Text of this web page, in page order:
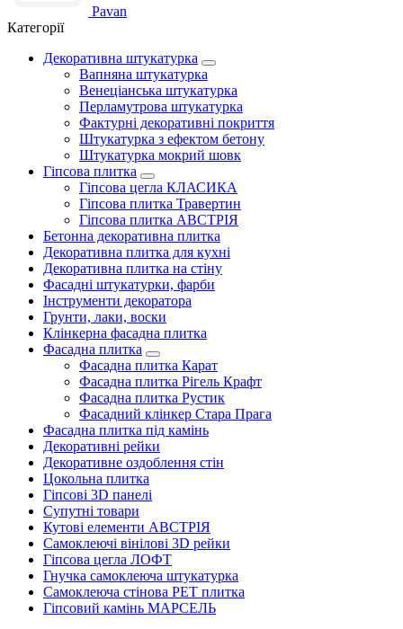
Pavan
Категорії
Декоративна штукатурка
Вапняна штукатурка
Венеціанська штукатурка
Перламутрова штукатурка
Фактурні декоративні покриття
Штукатурка з ефектом бетону
Штукатурка мокрий шовк
Гіпсова плитка
Гіпсова цегла КЛАСИКА
Гіпсова плитка Травертин
Гіпсова плитка АВСТРІЯ
Бетонна декоративна плитка
Декоративна плитка для кухні
Декоративна плитка на стіну
Фасадні штукатурки, фарби
Інструменти декоратора
Грунти, лаки, воски
Клінкерна фасадна плитка
Фасадна плитка
Фасадна плитка Карат
Фасадна плитка Рігель Крафт
Фасадна плитка Рустик
Фасадний клінкер Стара Прага
Фасадна плитка під камінь
Декоративні рейки
Декоративне оздоблення стін
Цокольна плитка
Гіпсові 3D панелі
Супутні товари
Кутові елементи АВСТРІЯ
Самоклеючі вінілові 3D рейки
Гіпсова цегла ЛОФТ
Гнучка самоклеюча штукатурка
Самоклеюча стінова PET плитка
Гіпсовий камінь МАРСЕЛЬ